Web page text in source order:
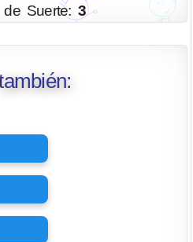
de Suerte: 3